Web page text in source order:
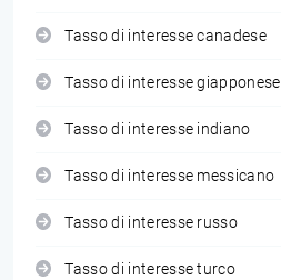
Tasso di interesse canadese
Tasso di interesse giapponese
Tasso di interesse indiano
Tasso di interesse messicano
Tasso di interesse russo
Tasso di interesse turco